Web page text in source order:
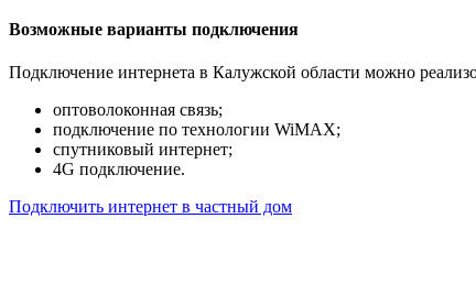
Возможные варианты подключения
Подключение интернета в Калужской области можно
оптоволоконная связь;
подключение по технологии WiMAX;
спутниковый интернет;
4G подключение.
Подключить интернет в частный дом